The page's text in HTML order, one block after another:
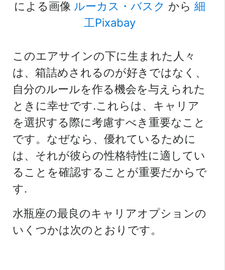
による画像 ルーカス・バスク から 細
工Pixabay
このエアサインの下に生まれた人々
は、箱詰めされるのが好きではなく、
自分のルールを作る機会を与えられた
ときに幸せです.これらは、キャリア
を選択する際に考慮すべき重要なこと
です。なぜなら、優れているために
は、それが彼らの性格特性に適してい
ることを確認することが重要だからで
す.
水瓶座の最良のキャリアオプションの
いくつかは次のとおりです。